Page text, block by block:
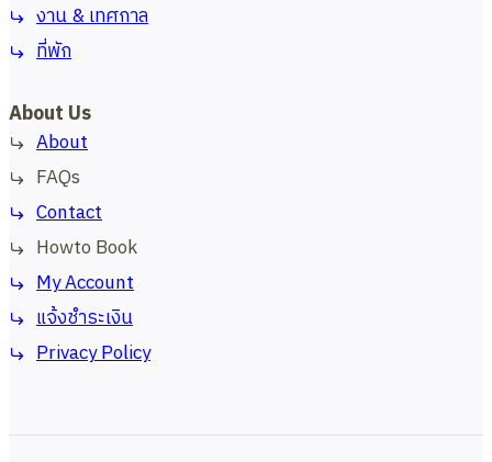
งาน & เทศกาล
ที่พัก
About Us
About
FAQs
Contact
Howto Book
My Account
แจ้งชำระเงิน
Privacy Policy